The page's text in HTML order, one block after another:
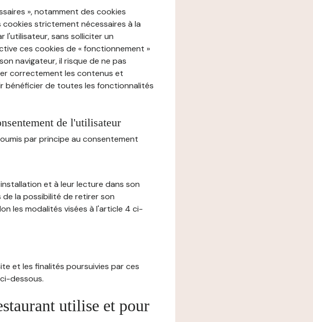
», notamment des cookies
strictement nécessaires à la
l'utilisateur, sans solliciter un
ces cookies de « fonctionnement »
navigateur, il risque de ne pas
correctement les contenus et
bénéficier de toutes les fonctionnalités
de l'utilisateur
par principe au consentement
et à leur lecture dans son
la possibilité de retirer son
les modalités visées à l'article 4 ci-
et les finalités poursuivies par ces
dessous.
utilise et pour